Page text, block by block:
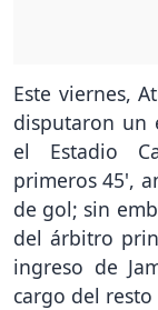
Este viernes,
disputaron un
el Estadio
primeros 45',
de gol; sin
del árbitro
ingreso de
cargo del